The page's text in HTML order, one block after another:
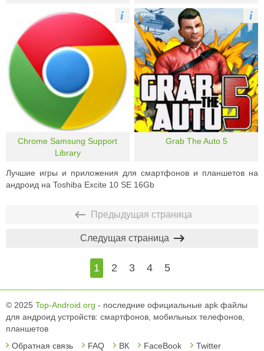
Chrome Samsung Support
Library
i
Grab The Auto 5
i
Лучшие игры и приложения для смартфонов и планшетов на
андроид на Toshiba Excite 10 SE 16Gb
Предыдущая страница
1 2 3 4 5
Следущая страница
© 2025 Top-Android.org - последние официальные apk файлы
для андроид устройств: смартфонов, мобильных телефонов,
планшетов
Обратная связь
FAQ ВК FaceBook Twitter